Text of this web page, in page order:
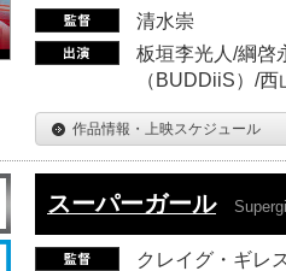
清水崇
板垣李光人/綱啓
（BUDDiiS）/
作品情報・上映スケジュール
スーパーガール
クレイグ・ギレ